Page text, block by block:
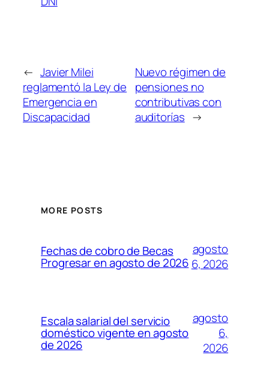
← Javier Milei
reglamentó la Ley de
Emergencia en
Discapacidad
Nuevo régimen de
pensiones no
contributivas con
auditorías →
MORE POSTS
Fechas de cobro de Becas
Progresar en agosto de 2026
agosto
6, 2026
Escala salarial del servicio
doméstico vigente en agosto
de 2026
agosto
6,
2026